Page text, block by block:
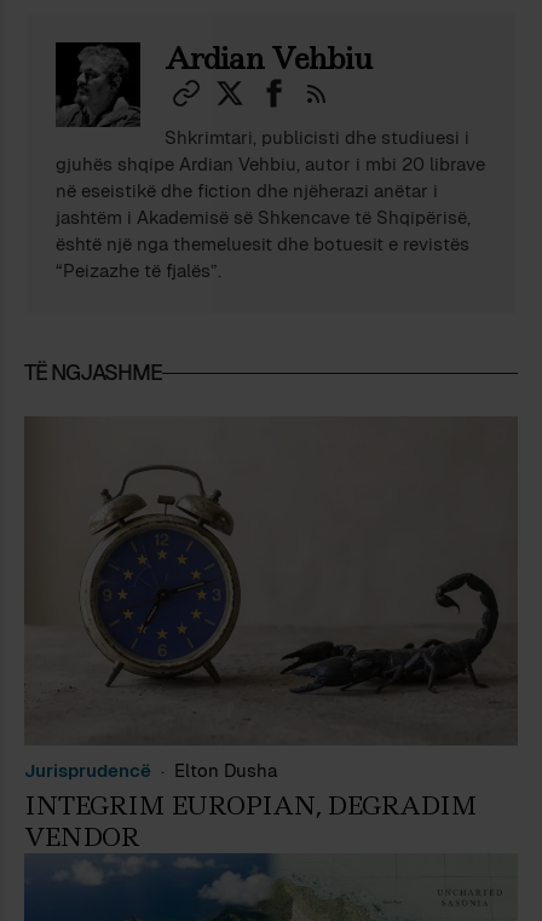
Ardian Vehbiu
Shkrimtari, publicisti dhe studiuesi i
gjuhës shqipe Ardian Vehbiu, autor i mbi 20 librave
në eseistikë dhe fiction dhe njëherazi anëtar i
jashtëm i Akademisë së Shkencave të Shqipërisë,
është një nga themeluesit dhe botuesit e revistës
“Peizazhe të fjalës”.
TË NGJASHME
Jurisprudencë Elton Dusha
INTEGRIM EUROPIAN, DEGRADIM
VENDOR